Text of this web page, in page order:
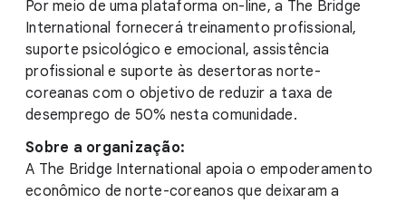
Por meio de uma plataforma on-line, a The Bridge
International fornecerá treinamento profissional,
suporte psicológico e emocional, assistência
profissional e suporte às desertoras norte-
coreanas com o objetivo de reduzir a taxa de
desemprego de 50% nesta comunidade.
Sobre a organização:
A The Bridge International apoia o empoderamento
econômico de norte-coreanos que deixaram a